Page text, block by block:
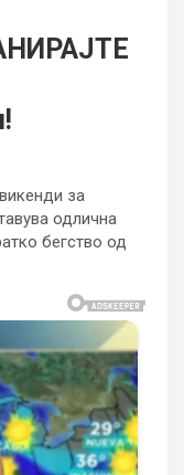
за
одлична
бегство од